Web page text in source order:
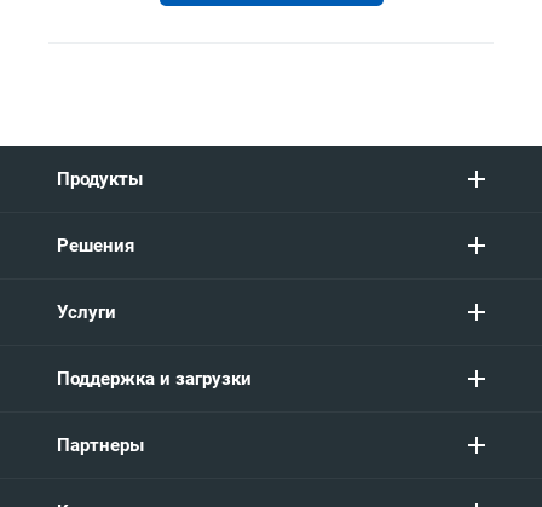
Продукты
Решения
Услуги
Поддержка и загрузки
Партнеры